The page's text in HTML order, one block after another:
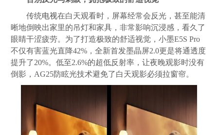
传统电视在白天观看时，屏幕经常会反光，甚至能清
晰地倒映出家里的吊灯和家具，非常影响沉浸感，看久了
眼睛干涩疲劳。为了打造极致的舒适视觉，小墨E5S Pro
不仅有害蓝光直降42%，全新首发墨晶屏2.0更是将通透度
提升了20%。低至2.6%的超低反射率，让夜晚观影时没有
倒影，AG25防眩光技术避免了白天观影必须拉窗帘。